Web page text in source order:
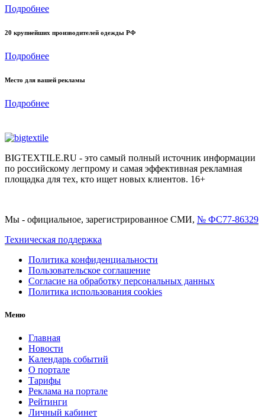
Подробнее
20 крупнейших производителей одежды РФ
Подробнее
Место для вашей рекламы
Подробнее
BIGTEXTILE.RU - это самый полный источник информации
по российскому легпрому и самая эффективная рекламная
площадка для тех, кто ищет новых клиентов. 16+
Мы - официальное, зарегистрированное СМИ, № ФС77-86329
Техническая поддержка
Политика конфиденциальности
Пользовательское соглашение
Согласие на обработку персональных данных
Политика использования cookies
Меню
Главная
Новости
Календарь событий
О портале
Тарифы
Реклама на портале
Рейтинги
Личный кабинет